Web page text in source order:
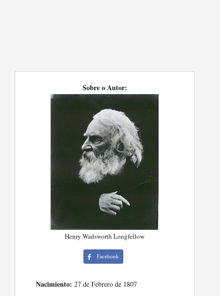
Sobre o Autor:
Henry Wadsworth Longfellow
Facebook
Nacimiento: 27 de Febrero de 1807